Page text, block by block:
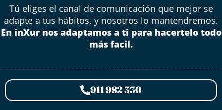
Tú eliges el canal de comunicación que mejor se
adapte a tus hábitos, y nosotros lo mantendremos.
En inXur nos adaptamos a ti para hacertelo todo
más facil.
911 982 330